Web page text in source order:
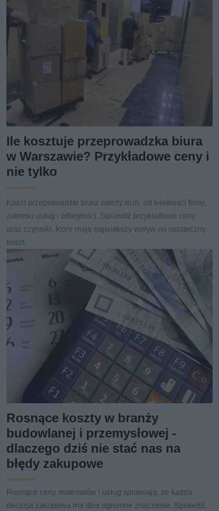
Ile kosztuje przeprowadzka biura
w Warszawie? Przykładowe ceny i
nie tylko
Koszt przeprowadzki biura zależy m.in. od wielkości firmy,
zakresu usług i odległości. Sprawdź przykładowe ceny
oraz czynniki, które mają największy wpływ na ostateczny
koszt.
Rosnące koszty w branży
budowlanej i przemysłowej -
dlaczego dziś nie stać nas na
błędy zakupowe
Rosnące ceny materiałów i usług sprawiają, że każda
decyzja zakupowa ma dziś ogromne znaczenie. Sprawdź,